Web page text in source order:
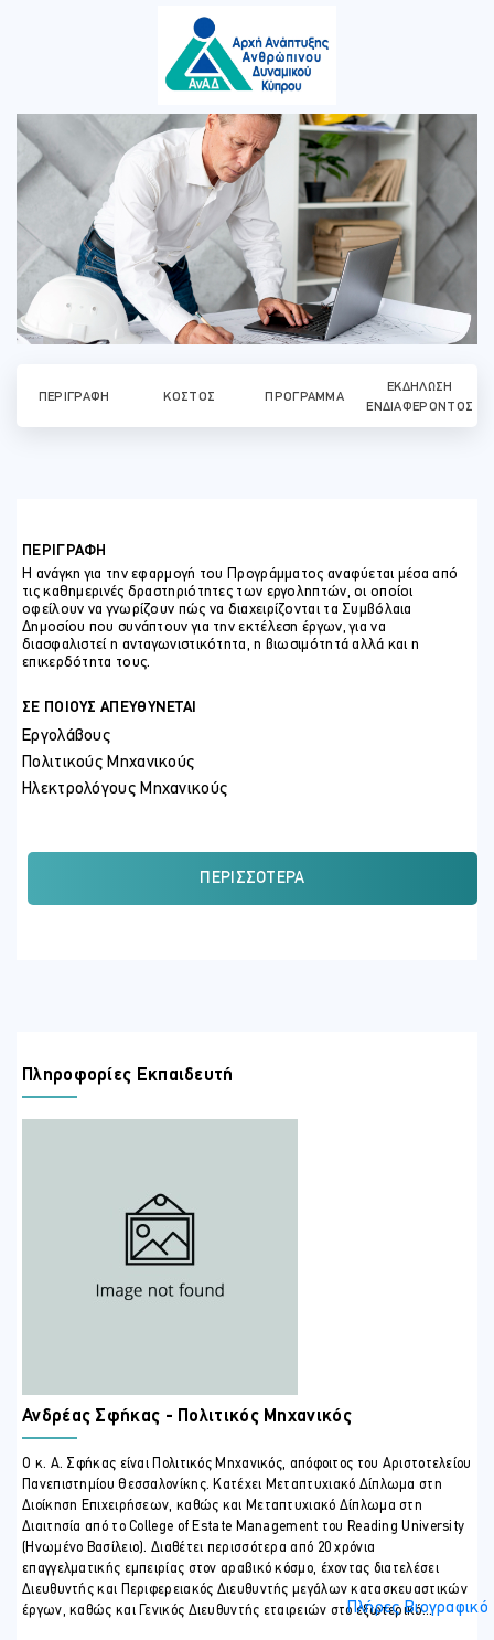
ΠΕΡΙΓΡΑΦΉ ΚΌΣΤΟΣ ΠΡΌΓΡΑΜΜΑ
ΕΚΔΉΛΩΣΗ
ΕΝΔΙΑΦΈΡΟΝΤΟΣ
ΠΕΡΙΓΡΑΦΗ
Η ανάγκη για την εφαρμογή του Προγράμματος αναφύεται μέσα από
τις καθημερινές δραστηριότητες των εργοληπτών, οι οποίοι
οφείλουν να γνωρίζουν πώς να διαχειρίζονται τα Συμβόλαια
Δημοσίου που συνάπτουν για την εκτέλεση έργων, για να
διασφαλιστεί η ανταγωνιστικότητα, η βιωσιμότητά αλλά και η
επικερδότητα τους.
ΣΕ ΠΟΙΟΥΣ ΑΠΕΥΘΥΝΕΤΑΙ
Εργολάβους
Πολιτικούς Μηχανικούς
Ηλεκτρολόγους Μηχανικούς
Επιμετρητές Ποσοτήτων
ΠΕΡΙΣΣΌΤΕΡΑ
Πληροφορίες Εκπαιδευτή
Ανδρέας Σφήκας - Πολιτικός Μηχανικός
Ο κ. Α. Σφήκας είναι Πολιτικός Μηχανικός, απόφοιτος του Αριστοτελείου
Πανεπιστημίου Θεσσαλονίκης. Κατέχει Μεταπτυχιακό Δίπλωμα στη
Διοίκηση Επιχειρήσεων, καθώς και Μεταπτυχιακό Δίπλωμα στη
Διαιτησία από το College of Estate Management του Reading University
(Ηνωμένο Βασίλειο). Διαθέτει περισσότερα από 20 χρόνια
επαγγελματικής εμπειρίας στον αραβικό κόσμο, έχοντας διατελέσει
Διευθυντής και Περιφερειακός Διευθυντής μεγάλων κατασκευαστικών
έργων, καθώς και Γενικός Διευθυντής εταιρειών στο εξωτερικό...
Πλήρες Βιογραφικό